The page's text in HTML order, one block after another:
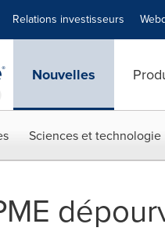
Relations investisseurs
Nouvelles
Sciences et technologie